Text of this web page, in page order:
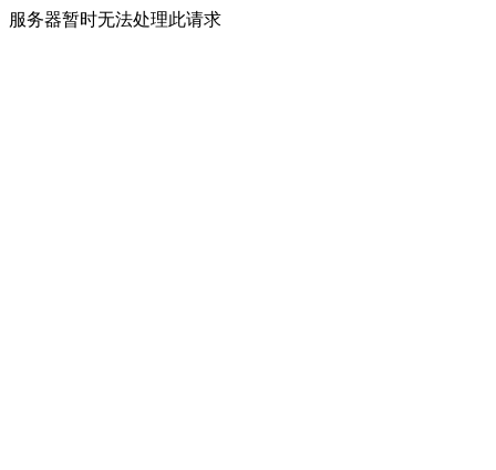
服务器暂时无法处理此请求